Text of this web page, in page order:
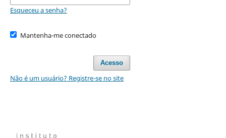
Esqueceu a senha?
Mantenha-me conectado
Acesso
Não é um usuário? Registre-se no site